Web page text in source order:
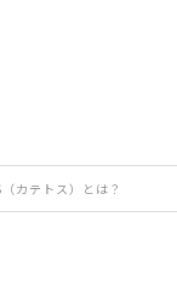
カテトス）とは？